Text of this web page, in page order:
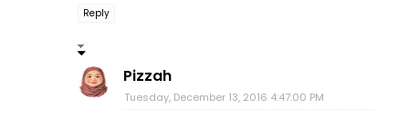
Reply
Pizzah
Tuesday, December 13, 2016 4:47:00 PM